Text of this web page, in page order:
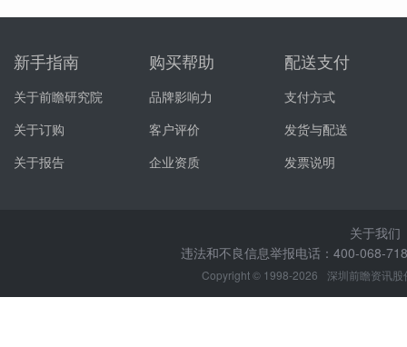
新手指南
关于前瞻研究院
关于订购
关于报告
购买帮助
品牌影响力
客户评价
企业资质
配送支付
支付方式
发货与配送
发票说明
关于我们
违法和不良信息举报电话：400-068-
Copyright © 1998-2026 深圳前瞻资讯股